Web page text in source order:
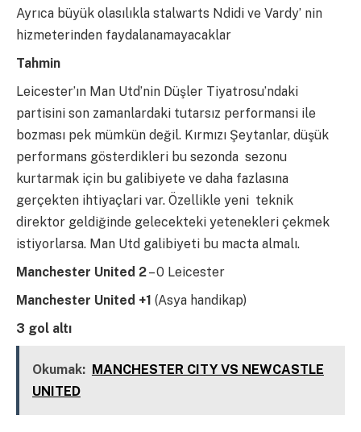
Ayrıca büyük olasılıkla stalwarts Ndidi ve Vardy’ nin
hizmeterinden faydalanamayacaklar
Tahmin
Leicester’ın Man Utd’nin Düşler Tiyatrosu’ndaki
partisini son zamanlardaki tutarsız performansi ile
bozması pek mümkün değil. Kırmızı Şeytanlar, düşük
performans gösterdikleri bu sezonda sezonu
kurtarmak için bu galibiyete ve daha fazlasına
gerçekten ihtiyaçlari var. Özellikle yeni teknik
direktor geldiğinde gelecekteki yetenekleri çekmek
istiyorlarsa. Man Utd galibiyeti bu macta almalı.
Manchester United 2– 0 Leicester
Manchester United +1 (Asya handikap)
3 gol altı
Okumak: MANCHESTER CITY VS NEWCASTLE
UNITED